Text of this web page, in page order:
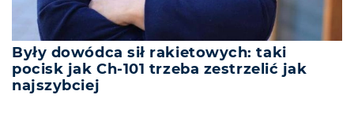
Były dowódca sił rakietowych: taki
pocisk jak Ch-101 trzeba zestrzelić jak
najszybciej